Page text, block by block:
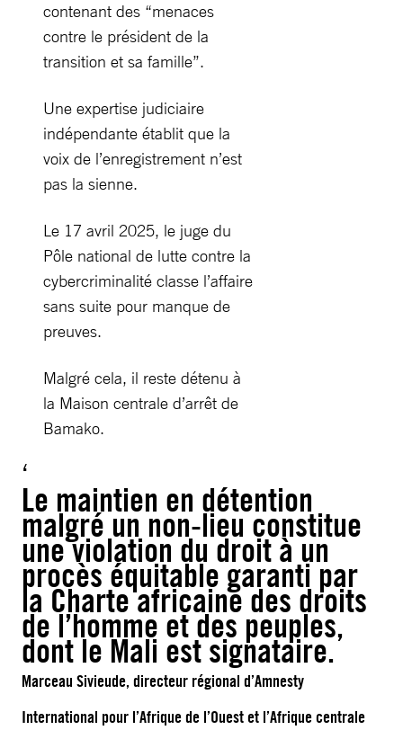
contenant des “menaces
contre le président de la
transition et sa famille”.
Une expertise judiciaire
indépendante établit que la
voix de l’enregistrement n’est
pas la sienne.
Le 17 avril 2025, le juge du
Pôle national de lutte contre la
cybercriminalité classe l’affaire
sans suite pour manque de
preuves.
Malgré cela, il reste détenu à
la Maison centrale d’arrêt de
Bamako.
Le maintien en détention
malgré un non-lieu constitue
une violation du droit à un
procès équitable garanti par
la Charte africaine des droits
de l’homme et des peuples,
dont le Mali est signataire.
Marceau Sivieude, directeur régional d’Amnesty
International pour l’Afrique de l’Ouest et l’Afrique centrale